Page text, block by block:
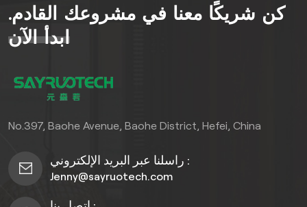
كن شريكًا معنا في مشروعك القادم.
ابدأ الآن
No.397, Baohe Avenue, Baohe District, Hefei, China
راسلنا عبر البريد الإلكتروني :
Jenny@sayruotech.com